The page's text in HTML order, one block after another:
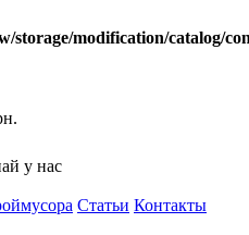
storage/modification/catalog/
у нас
Статьи Контакты